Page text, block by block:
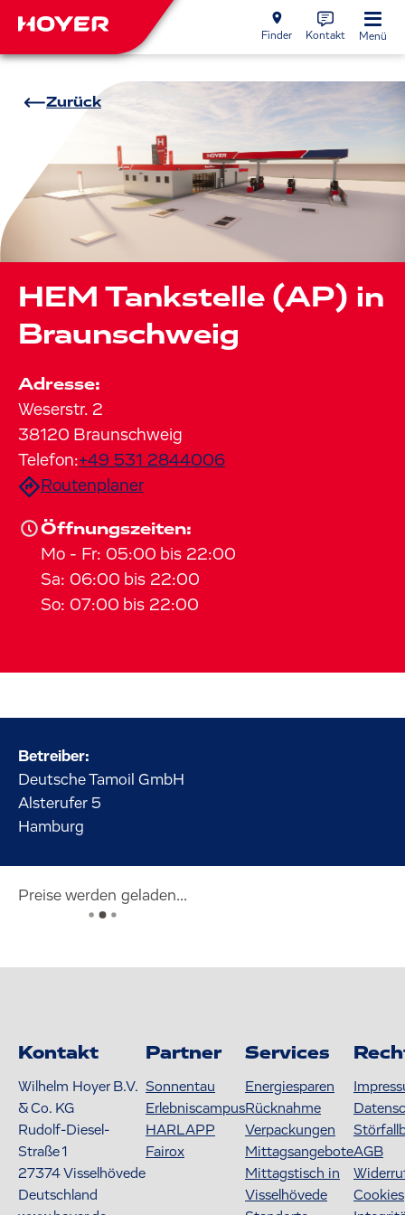
Finder Kontakt Menü
Zurück
HEM Tankstelle (AP) in
Braunschweig
Adresse:
Weserstr. 2
38120 Braunschweig
Telefon:+49 531 2844006
Routenplaner
Öffnungszeiten:
Mo - Fr: 05:00 bis 22:00
Sa: 06:00 bis 22:00
So: 07:00 bis 22:00
Betreiber:
Deutsche Tamoil GmbH
Alsterufer 5
Hamburg
Preise werden geladen...
Kontakt
Wilhelm Hoyer B.V.
& Co. KG
Rudolf-Diesel-
Straße 1
27374Visselhövede
Deutschland
Partner
Sonnentau
Erlebniscampus
HARLAPP
Fairox
Services
Energiesparen
Rücknahme
Verpackungen
Mittagsangebote
Mittagstisch in
Visselhövede
AGB
Cookies